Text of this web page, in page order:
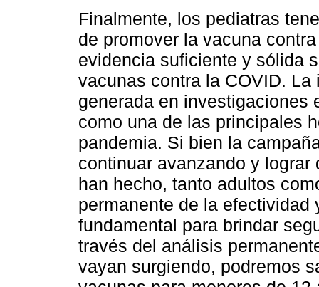
Finalmente, los pediatras
de promover la vacuna
evidencia suficiente y sólida
vacunas contra la COVID.
generada en investigaciones
como una de las principales
pandemia. Si bien la
continuar avanzando y
han hecho, tanto adultos
permanente de la
fundamental para brindar
través del análisis
vayan surgiendo, podremos